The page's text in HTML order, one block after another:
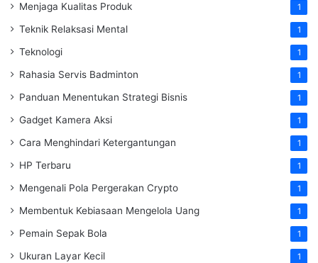
Menjaga Kualitas Produk 1
Teknik Relaksasi Mental 1
Teknologi 1
Rahasia Servis Badminton 1
Panduan Menentukan Strategi Bisnis 1
Gadget Kamera Aksi 1
Cara Menghindari Ketergantungan 1
HP Terbaru 1
Mengenali Pola Pergerakan Crypto 1
Membentuk Kebiasaan Mengelola Uang 1
Pemain Sepak Bola 1
Ukuran Layar Kecil 1